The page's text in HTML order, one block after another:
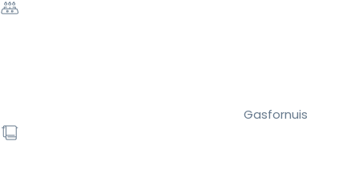
Gasfornuis